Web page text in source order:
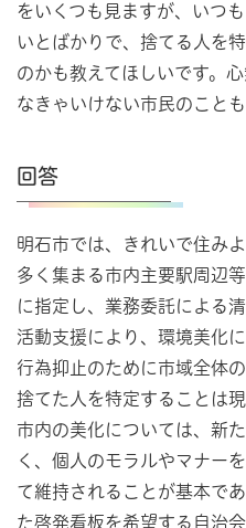
をいくつも見ますが、いつ
いとばかりで、捨てる人を
のかも教えてほしいです。
なきゃいけない市民のこと
回答
明石市では、きれいで住み
多く集まる市内主要駅周辺
に指定し、業務委託による
活動支援により、環境美化
行為抑止のために市域全体
捨てた人を特定することは
市内の美化については、新
く、個人のモラルやマナー
て維持されることが基本で
た啓発看板を希望する自治